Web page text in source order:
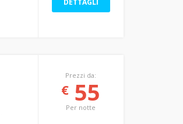
DETTAGLI
Prezzi da:
€ 55
Per notte